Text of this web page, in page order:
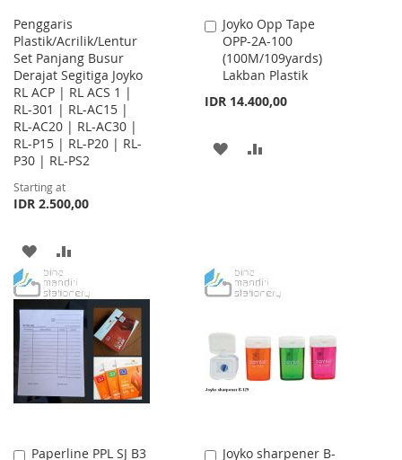
Penggaris
Plastik/Acrilik/Lentur
Set Panjang Busur
Derajat Segitiga Joyko
RL ACP | RL ACS 1 |
RL-301 | RL-AC15 |
RL-AC20 | RL-AC30 |
RL-P15 | RL-P20 | RL-
P30 | RL-PS2
Starting at
IDR 2.500,00
ADD
TO
WISH
LIST
TO
COMPARE
Joyko Opp Tape
OPP-2A-100
(100M/109yards)
Lakban Plastik
IDR 14.400,00
Add
to
Cart
ADD
Paperline PPL SJ B3
Add
Joyko sharpener B-
Add